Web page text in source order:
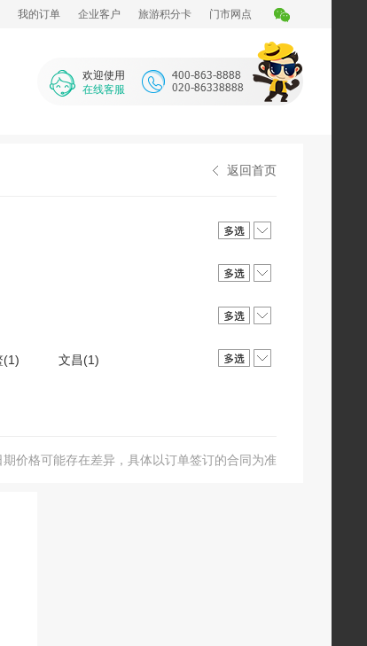
我的订单 企业客户 旅游积分卡 门市网点
欢迎使用
在线客服
返回首页
(1) 文昌(1)
价格可能存在差异，具体以订单签订的合同为准